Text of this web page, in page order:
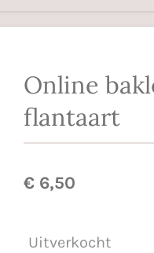
Online
flantaart
€ 6,50
Uitverkocht